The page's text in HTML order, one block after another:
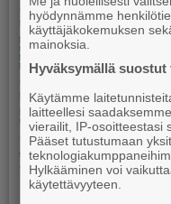
hyödynnämme
käyttäjäkokemuksen
mainoksia.
Hyväksymällä
Käytämme
laitteellesi
vierailit, IP-osoitteestasi
Pääset tutustumaan
Hylkääminen voi
käytettävyyteen.